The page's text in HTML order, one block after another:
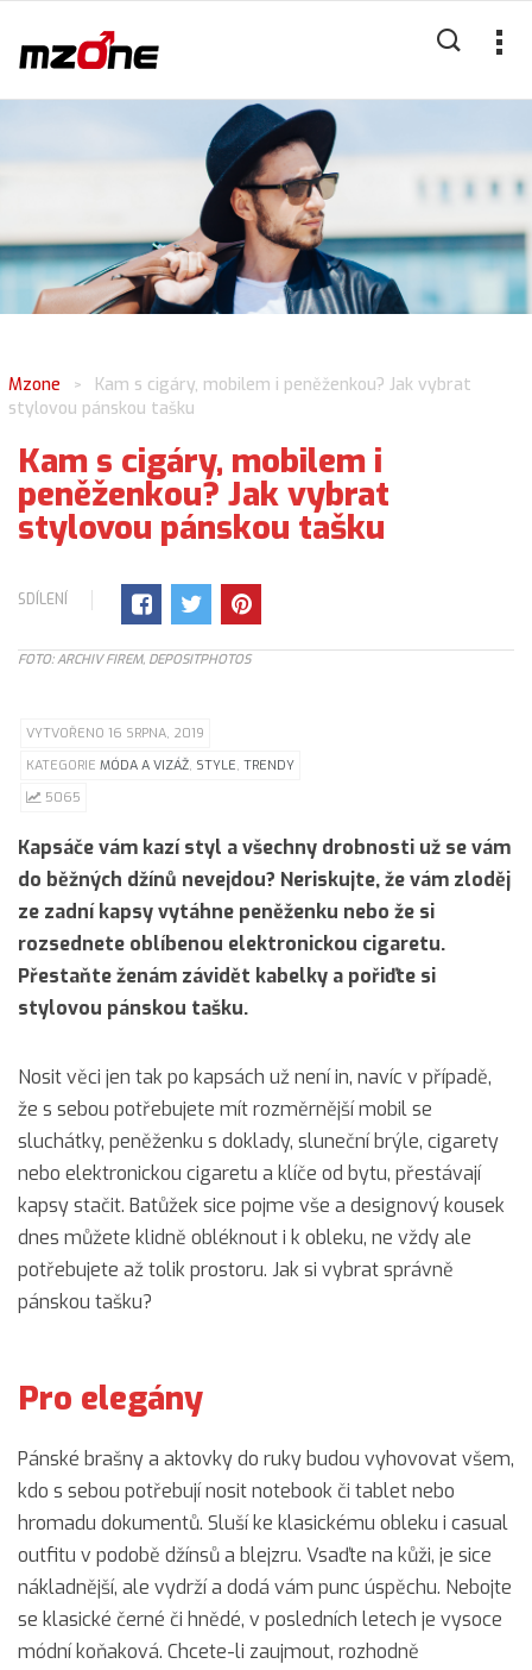
Mzone >
Kam s cigáry, mobilem i peněženkou? Jak vybrat
stylovou pánskou tašku
Kam s cigáry, mobilem i
peněženkou? Jak vybrat
stylovou pánskou tašku
SDÍLENÍ
FOTO: ARCHIV FIREM, DEPOSITPHOTOS
VYTVOŘENO 16 SRPNA, 2019
KATEGORIE MÓDA A VIZÁŽ, STYLE, TRENDY
5065
Kapsáče vám kazí styl a všechny drobnosti už se vám
do běžných džínů nevejdou? Neriskujte, že vám zloděj
ze zadní kapsy vytáhne peněženku nebo že si
rozsednete oblíbenou elektronickou cigaretu.
Přestaňte ženám závidět kabelky a pořiďte si
stylovou pánskou tašku.
Nosit věci jen tak po kapsách už není in, navíc v případě,
že s sebou potřebujete mít rozměrnější mobil se
sluchátky, peněženku s doklady, sluneční brýle, cigarety
nebo elektronickou cigaretu a klíče od bytu, přestávají
kapsy stačit. Batůžek sice pojme vše a designový kousek
dnes můžete klidně obléknout i k obleku, ne vždy ale
potřebujete až tolik prostoru. Jak si vybrat správně
pánskou tašku?
Pro elegány
Pánské brašny a aktovky do ruky budou vyhovovat všem,
kdo s sebou potřebují nosit notebook či tablet nebo
hromadu dokumentů. Sluší ke klasickému obleku i casual
outfitu v podobě džínsů a blejzru. Vsaďte na kůži, je sice
nákladnější, ale vydrží a dodá vám punc úspěchu. Nebojte
se klasické černé či hnědé, v posledních letech je vysoce
módní koňaková. Chcete-li zaujmout, rozhodně